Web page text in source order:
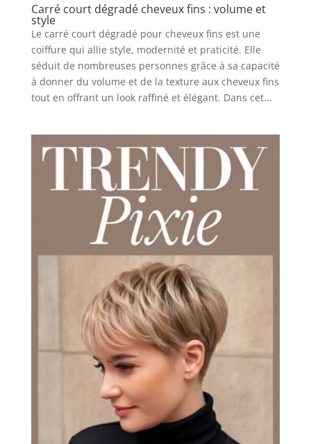
Carré court dégradé cheveux fins : volume et
style
Le carré court dégradé pour cheveux fins est une
coiffure qui allie style, modernité et praticité. Elle
séduit de nombreuses personnes grâce à sa capacité
à donner du volume et de la texture aux cheveux fins
tout en offrant un look raffiné et élégant. Dans cet...